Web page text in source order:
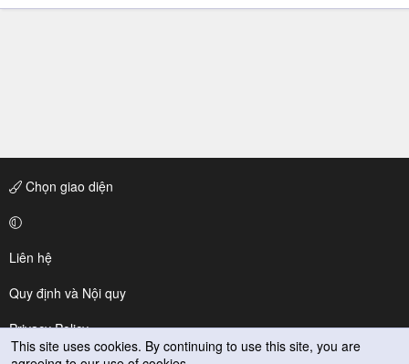
Chọn giao diện
Liên hệ
Quy định và Nội quy
Privacy Policy
This site uses cookies. By continuing to use this site, you are